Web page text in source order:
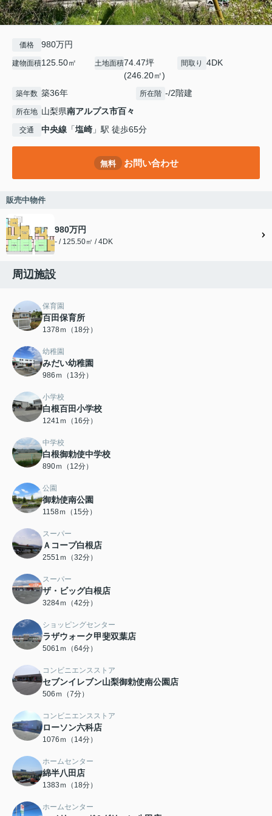
価格 980万円
建物面積125.50㎡ 土地面積74.47坪
(246.20㎡)
間取り 4DK
築年数 築36年 所在階 -/2階建
所在地 山梨県南アルプス市百々
交通 中央線 「塩崎 」駅 徒歩65分
無料 お問い合わせ
販売中物件
980万円
- / 125.50㎡ / 4DK
周辺施設
保育園
百田保育所
1378ｍ（18分）
幼稚園
みだい幼稚園
986ｍ（13分）
小学校
白根百田小学校
1241ｍ（16分）
中学校
白根御勅使中学校
890ｍ（12分）
公園
御勅使南公園
1158ｍ（15分）
スーパー
Ａコープ白根店
2551ｍ（32分）
スーパー
ザ・ビッグ白根店
3284ｍ（42分）
ショッピングセンター
ラザウォーク甲斐双葉店
5061ｍ（64分）
コンビニエンスストア
セブンイレブン山梨御勅使南公園店
506ｍ（7分）
コンビニエンスストア
ローソン六科店
1076ｍ（14分）
ホームセンター
綿半八田店
1383ｍ（18分）
ホームセンター